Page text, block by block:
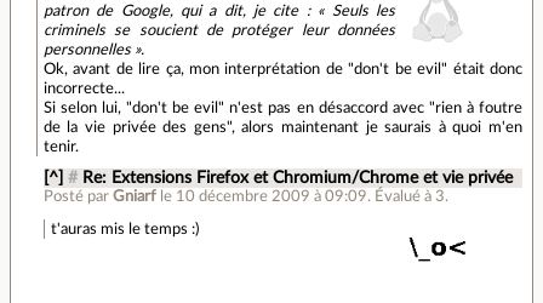
patron de Google, qui a dit, je cite : « Seuls les
criminels se soucient de protéger leur données
personnelles ».
Ok, avant de lire ça, mon interprétation de "don't be evil" était donc
incorrecte...
Si selon lui, "don't be evil" n'est pas en désaccord avec "rien à foutre
de la vie privée des gens", alors maintenant je saurais à quoi m'en
tenir.
[^] # Re: Extensions Firefox et Chromium/Chrome et vie privée
Posté parGniarf le 10 décembre 2009 à 09:09. Évalué à 3.
t'auras mis le temps :)